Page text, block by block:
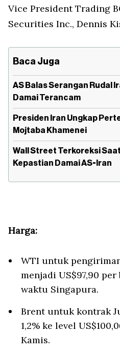
Vice President Trading
Securities Inc., Dennis
Baca Juga
AS Balas Serangan Rudal
Damai Terancam
Presiden Iran Ungkap
Mojtaba Khamenei
Wall Street Terkoreksi
Kepastian Damai AS-Iran
Harga:
WTI untuk
menjadi US$97,90
waktu Singapura.
Brent untuk kontrak
1,2% ke level
Kamis.